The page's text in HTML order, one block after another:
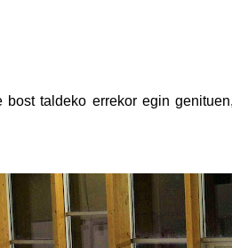
bost taldeko errekor egin